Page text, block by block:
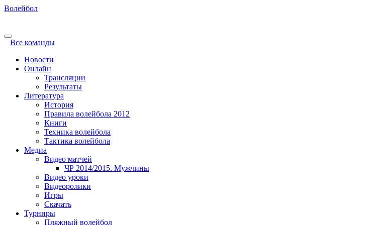
Волейбол
Все команды
Новости
Онлайн
Трансляции
Результаты
Литература
История
Правила волейбола 2012
Книги
Техника волейбола
Тактика волейбола
Медиа
Видео матчей
ЧР 2014/2015. Мужчины
Видео уроки
Видеоролики
Игры
Скачать
Турниры
Пляжный волейбол